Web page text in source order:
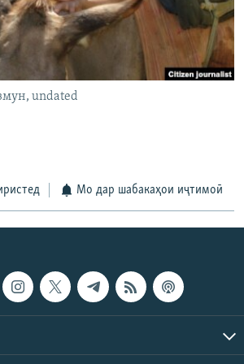
RFE/RL
undated
Мо дар шабакаҳои иҷтимоӣ